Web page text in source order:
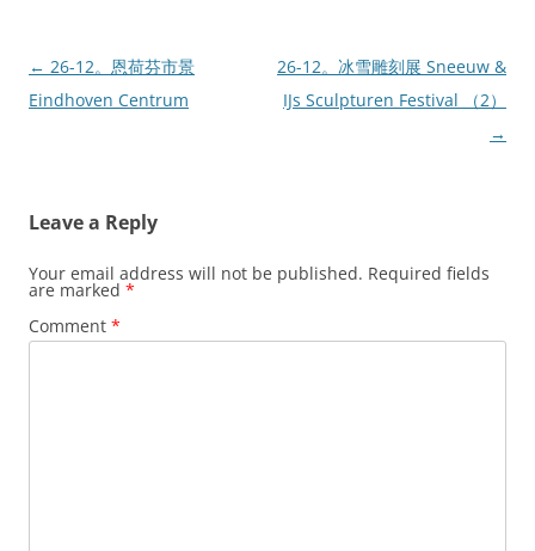
Post
navigation
← 26-12。恩荷芬市景
Eindhoven Centrum
26-12。冰雪雕刻展 Sneeuw &
IJs Sculpturen Festival （2）
→
Leave a Reply
Your email address will not be published. Required fields
are marked *
Comment *